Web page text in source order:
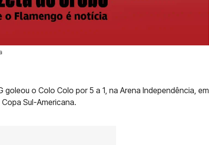
goleou o Colo Colo por 5 a 1, na Arena Independência, em
Sul-Americana.